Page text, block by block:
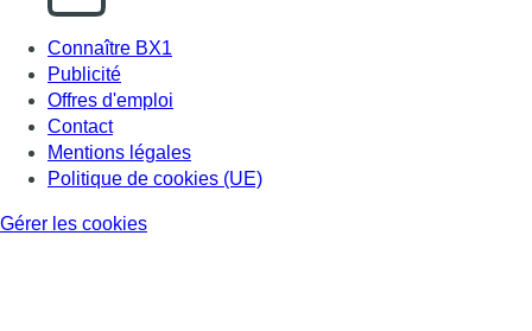
Connaître BX1
Publicité
Offres d'emploi
Contact
Mentions légales
Politique de cookies (UE)
Gérer les cookies